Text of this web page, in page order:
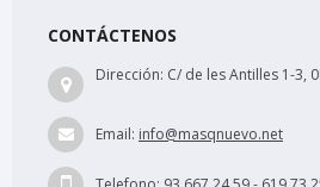
CONTÁCTENOS
Dirección: C/ de les Antilles 1-3,
Email: info@masqnuevo.net